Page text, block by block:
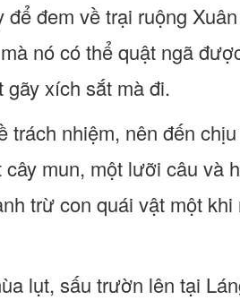
đem về trại ruộng
nó có thể quật ngã
xích sắt mà đi.
nhiệm, nên đến
mun, một lưỡi câu và
trừ con quái vật một khi
lụt, sấu trườn lên tại